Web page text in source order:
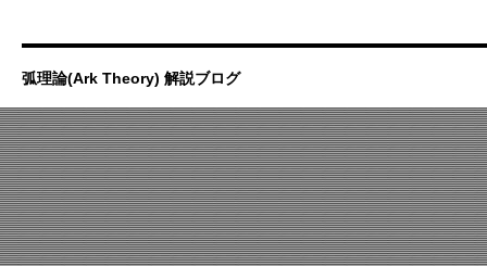
弧理論(Ark Theory) 解説ブログ